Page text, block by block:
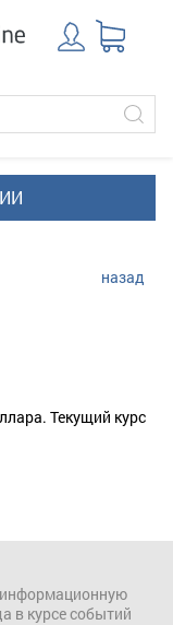
назад
Текущий курс
в курсе событий